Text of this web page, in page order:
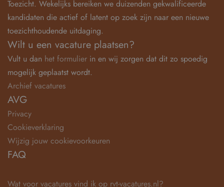
Toezicht. Wekelijks bereiken we duizenden gekwalificeerde
kandidaten die actief of latent op zoek zijn naar een nieuwe
toezichthoudende uitdaging.
Wilt u een vacature plaatsen?
Vult u dan het formulier in en wij zorgen dat dit zo spoedig
mogelijk geplaatst wordt.
Archief vacatures
AVG
Privacy
Cookieverklaring
Wijzig jouw cookievoorkeuren
FAQ
Wat voor vacatures vind ik op rvt-vacatures.nl?